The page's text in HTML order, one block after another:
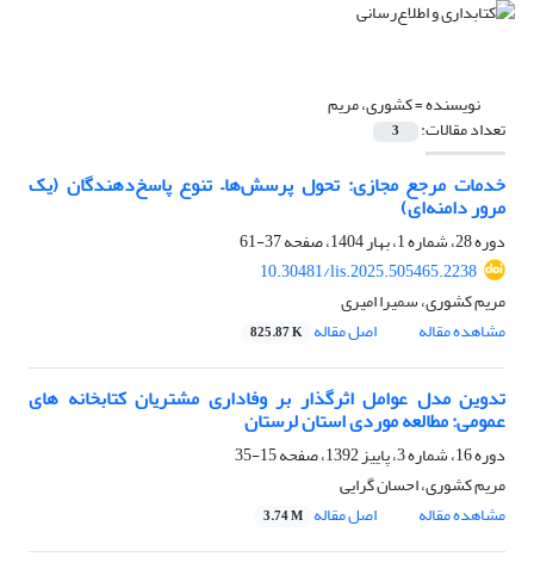
نویسنده =کشوری، مریم
تعداد مقالات: 3
خدمات مرجع مجازی: تحول پرسش‌ها– تنوع پاسخ‌دهندگان (یک
مرور دامنه‌‌ای)
دوره 28، شماره 1، بهار 1404، صفحه
37-61
10.30481/lis.2025.505465.2238
مریم کشوری، سمیرا امیری
مشاهده مقاله
اصل مقاله 825.87 K
تدوین مدل عوامل اثرگذار بر وفاداری مشتریان کتابخانه های
عمومی: مطالعه موردی استان لرستان
دوره 16، شماره 3، پاییز 1392، صفحه
15-35
مریم کشوری، احسان گرایی
مشاهده مقاله
اصل مقاله 3.74 M